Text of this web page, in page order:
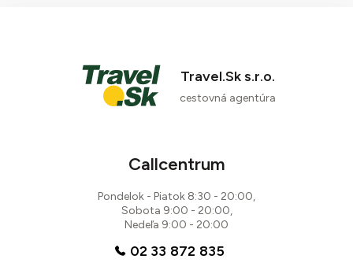
Travel.Sk s.r.o.
cestovná agentúra
Callcentrum
Pondelok - Piatok 8:30 - 20:00,
Sobota 9:00 - 20:00,
Nedeľa 9:00 - 20:00
02 33 872 835